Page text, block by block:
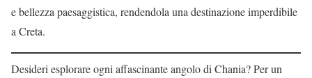
e bellezza paesaggistica, rendendola una destinazione imperdibile
a Creta.
Desideri esplorare ogni affascinante angolo di Chania? Per un